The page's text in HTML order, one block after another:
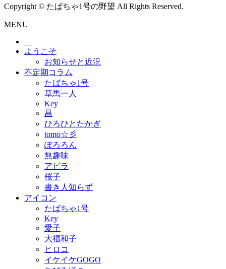
Copyright © たばちゃ1号の野望 All Rights Reserved.
MENU
ようこそ
お知らせと近況
不定期コラム
たばちゃ1号
草馬一人
Key
昌
ひろひとたかぎ
tomo☆彡
ぽろろん
無趣味
アピラ
桜子
書き人知らず
アイコン
たばちゃ1号
Key
愛子
大福和子
ヒロコ
イケイケGOGO